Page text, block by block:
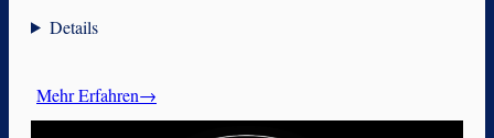
Details
Mehr Erfahren→